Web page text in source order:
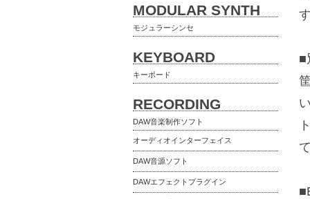
■
MODULAR SYNTH
モジュラーシンセ
KEYBOARD
キーボード
RECORDING
DAW音楽制作ソフト
オーディオインターフェイス
DAW音源ソフト
DAWエフェクトプラグイン